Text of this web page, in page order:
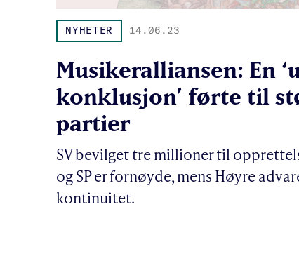
NYHETER 14.06.23
Musikeralliansen: En
konklusjon’ førte til
partier
SV bevilget tre millioner til
og SP er fornøyde, mens Høyre
kontinuitet.